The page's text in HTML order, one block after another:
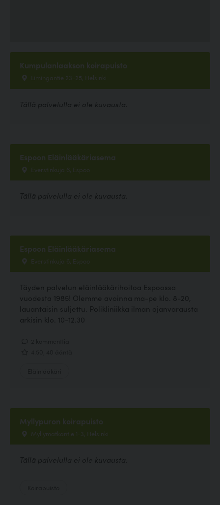
Kumpulanlaakson koirapuisto
Limingantie 23-25, Helsinki
Tällä palvelulla ei ole kuvausta.
Espoon Eläinlääkäriasema
Everstinkuja 6, Espoo
Tällä palvelulla ei ole kuvausta.
Espoon Eläinlääkäriasema
Everstinkuja 6, Espoo
Täyden palvelun eläinlääkärihoitoa Espoossa
vuodesta 1985! Olemme avoinna ma-pe klo. 8-20,
lauantaisin suljettu. Polikliniikka ilman ajanvarausta
arkisin klo. 10-12.30
Myllypuron koirapuisto
Myllymatkantie 1-3, Helsinki
Tällä palvelulla ei ole kuvausta.